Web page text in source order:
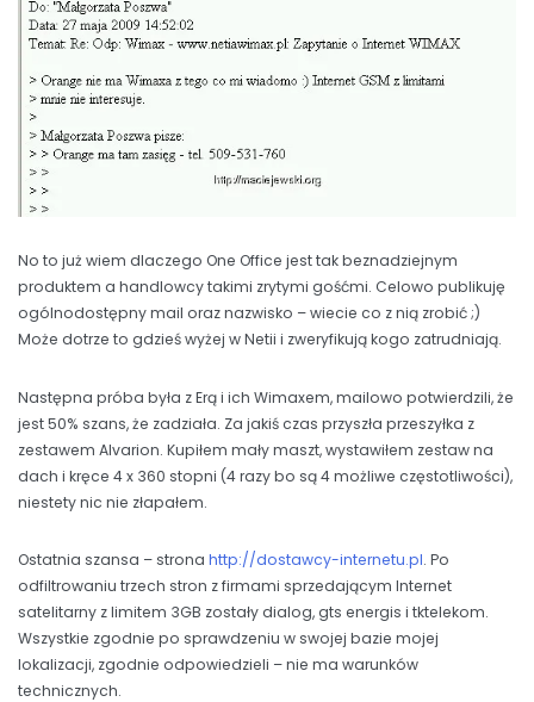
No to już wiem dlaczego One Office jest tak beznadziejnym
produktem a handlowcy takimi zrytymi gośćmi. Celowo publikuję
ogólnodostępny mail oraz nazwisko – wiecie co z nią zrobić ;)
Może dotrze to gdzieś wyżej w Netii i zweryfikują kogo zatrudniają.
Następna próba była z Erą i ich Wimaxem, mailowo potwierdzili, że
jest 50% szans, że zadziała. Za jakiś czas przyszła przeszyłka z
zestawem Alvarion. Kupiłem mały maszt, wystawiłem zestaw na
dach i kręce 4 x 360 stopni (4 razy bo są 4 możliwe częstotliwości),
niestety nic nie złapałem.
Ostatnia szansa – strona http://dostawcy-internetu.pl. Po
odfiltrowaniu trzech stron z firmami sprzedającym Internet
satelitarny z limitem 3GB zostały dialog, gts energis i tktelekom.
Wszystkie zgodnie po sprawdzeniu w swojej bazie mojej
lokalizacji, zgodnie odpowiedzieli – nie ma warunków
technicznych.